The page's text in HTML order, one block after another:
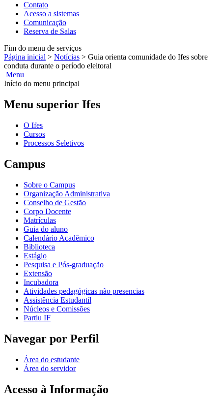
Contato
Acesso a sistemas
Comunicação
Reserva de Salas
Fim do menu de serviços
Página inicial > Notícias > Guia orienta comunidade do Ifes sobre
conduta durante o período eleitoral
Menu
Início do menu principal
Menu superior Ifes
O Ifes
Cursos
Processos Seletivos
Campus
Sobre o Campus
Organização Administrativa
Conselho de Gestão
Corpo Docente
Matrículas
Guia do aluno
Calendário Acadêmico
Biblioteca
Estágio
Pesquisa e Pós-graduação
Extensão
Incubadora
Atividades pedagógicas não presencias
Assistência Estudantil
Núcleos e Comissões
Partiu IF
Navegar por Perfil
Área do estudante
Área do servidor
Acesso à Informação